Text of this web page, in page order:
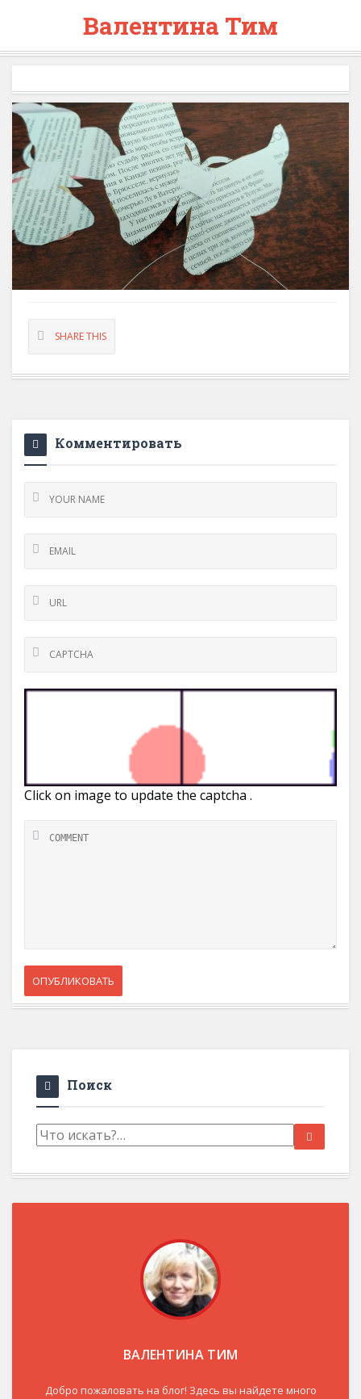
Валентина Тим
SHARE THIS
Комментировать
Click on image to update the captcha .
Поиск
ВАЛЕНТИНА ТИМ
Добро пожаловать на блог! Здесь вы найдете много